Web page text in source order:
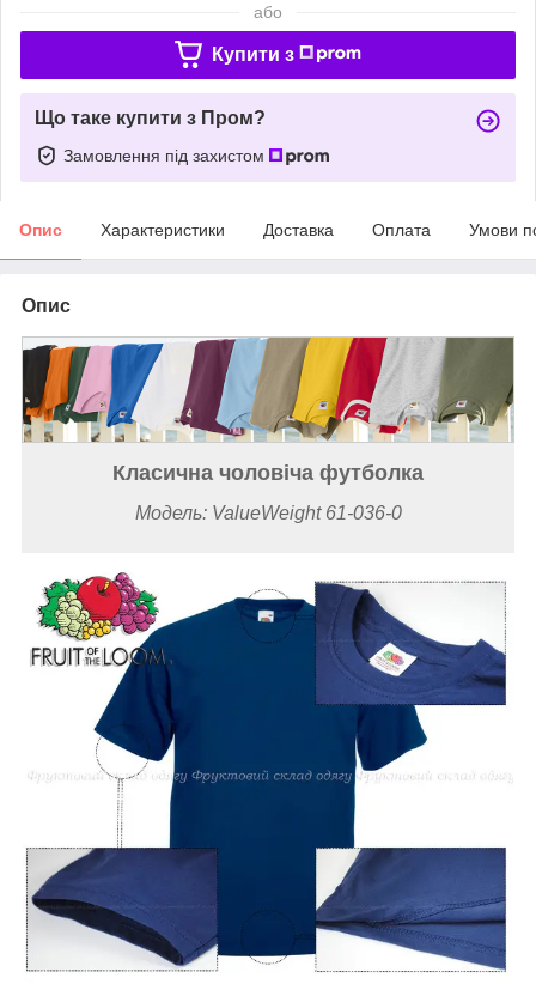
або
Купити з
Що таке купити з Пром?
Замовлення під захистом
Опис Характеристики Доставка Оплата Умови
Опис
Класична чоловіча футболка
Модель: ValueWeight 61-036-0